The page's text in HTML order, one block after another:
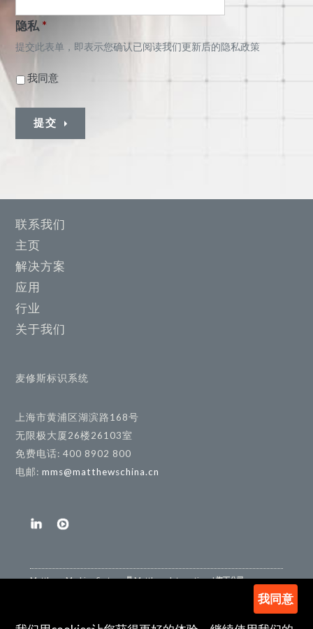
隐私 *
提交此表单，即表示您确认已阅读我们更新后的隐私政策
我同意
提交
我同意
联系我们
主页
解决方案
应用
行业
关于我们
麦修斯标识系统
上海市黄浦区湖滨路168号
无限极大厦26楼26103室
免费电话: 400 8902 800
电邮:mms@matthewschina.cn
Matthews Marking Systems 是 Matthews International 旗下公司
| © Matthews International